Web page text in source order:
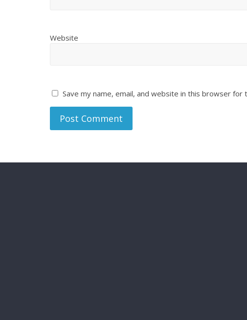
Website
Save my name, email, and website in this browser